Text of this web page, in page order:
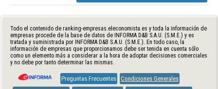
Todo el contenido de ranking-empresas.eleconomista.es y toda la información de
empresas procede de la base de datos de INFORMA D&B S.A.U. (S.M.E.) y es
tratada y suministrada por INFORMA D&B S.A.U. (S.M.E.). En todo caso, la
información de empresas que proporcionamos debe ser tenida en cuenta sólo
como un elemento más a considerar a la hora de adoptar decisiones comerciales
y no debe por tanto determinar las mismas.
Preguntas Frecuentes Condiciones Generales